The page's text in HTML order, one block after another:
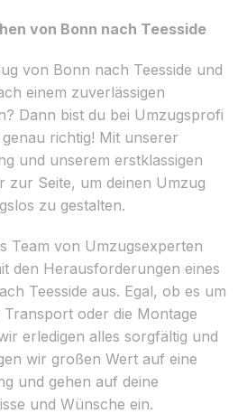
von Bonn nach Teesside
von Bonn nach Teesside und
einem zuverlässigen
Dann bist du bei Umzugsprofi
richtig! Mit unserer
und unserem erstklassigen
zur Seite, um deinen Umzug
zu gestalten.
Team von Umzugsexperten
den Herausforderungen eines
Teesside aus. Egal, ob es um
Transport oder die Montage
erledigen alles sorgfältig und
wir großen Wert auf eine
und gehen auf deine
und Wünsche ein.